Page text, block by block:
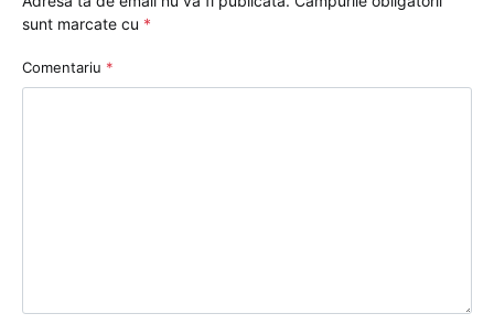
sunt marcate cu *
Comentariu *